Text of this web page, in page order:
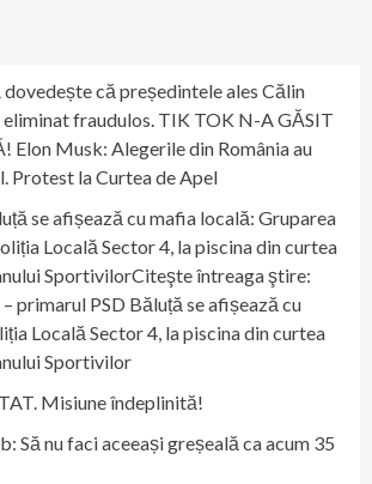
dovedește că președintele ales Călin
fraudulos. TIK TOK N-A GĂSIT
Elon Musk: Alegerile din România au
Protest la Curtea de Apel
se afișează cu mafia locală: Gruparea
Locală Sector 4, la piscina din curtea
SportivilorCiteşte întreaga ştire:
primarul PSD Băluță se afișează cu
Locală Sector 4, la piscina din curtea
Sportivilor
Misiune îndeplinită!
Să nu faci aceeași greșeală ca acum 35